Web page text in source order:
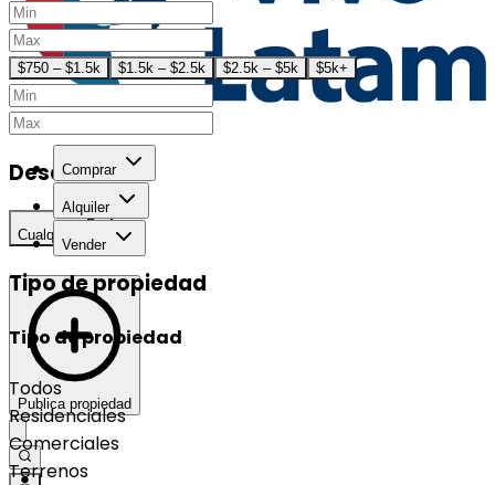
Comprar
Alquiler
Vender
Publica propiedad
$750 – $1.5k $1.5k – $2.5k $2.5k – $5k $5k+
Desarrollo
Cualquier
Tipo de propiedad
Tipo de propiedad
Todos
Residenciales
Comerciales
Terrenos